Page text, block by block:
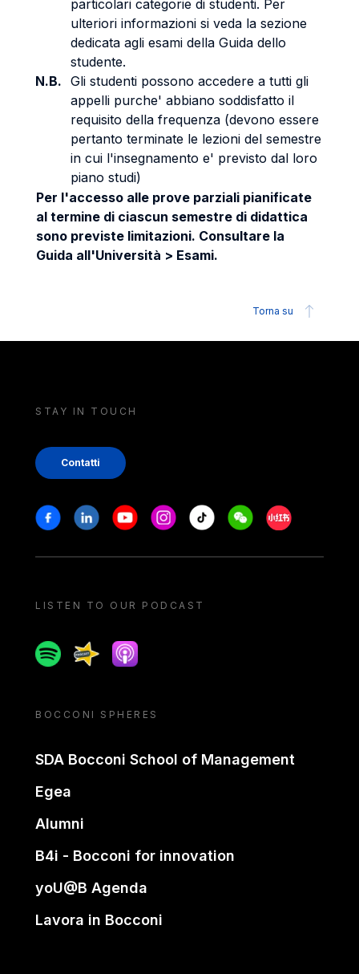
particolari categorie di studenti. Per
ulteriori informazioni si veda la sezione
dedicata agli esami della Guida dello
studente.
N.B. Gli studenti possono accedere a tutti gli
appelli purche' abbiano soddisfatto il
requisito della frequenza (devono essere
pertanto terminate le lezioni del semestre
in cui l'insegnamento e' previsto dal loro
piano studi)
Per l'accesso alle prove parziali pianificate
al termine di ciascun semestre di didattica
sono previste limitazioni. Consultare la
Guida all'Università > Esami.
Torna su
STAY IN TOUCH
Contatti
Stay in touch
FacebookLinkedinYoutubeInstagram
Tiktok WeechatXiaohongshu/
LISTEN TO OUR PODCAST
SpotifySpreakerApple podcast
BOCCONI SPHERES
SDA Bocconi School of Management
Egea
Alumni
B4i - Bocconi for innovation
yoU@B Agenda
Lavora in Bocconi